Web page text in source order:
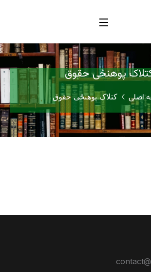
پوهنځی حقوق
اصلی کتلاک پوهنځی حقوق